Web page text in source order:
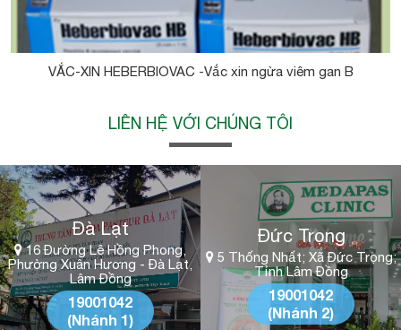
VẮC-XIN HEBERBIOVAC -Vắc xin ngừa viêm gan B
LIÊN HỆ VỚI CHÚNG TÔI
Đà Lạt
16 Đường Lê Hồng Phong,
Phường Xuân Hương - Đà Lạt,
Lâm Đồng
19001042
(Nhánh 1)
Đức Trọng
5 Thống Nhất; Xã Đức Trọng;
Tỉnh Lâm Đồng
19001042
(Nhánh 2)